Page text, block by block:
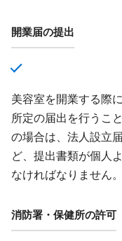
開業届の提出
美容室を開業する際
所定の届出を行うこ
の場合は、法人設立
ど、提出書類が個人
なければなりません。
消防署・保健所の許可